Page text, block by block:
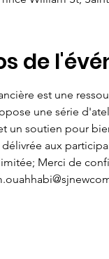
de
est une
une série
un soutien pour
aux
Merci de